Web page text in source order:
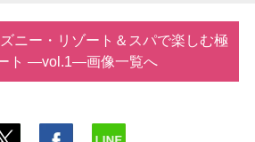
ニー・リゾート＆スパで楽しむ極
ート ―vol.1―画像一覧へ